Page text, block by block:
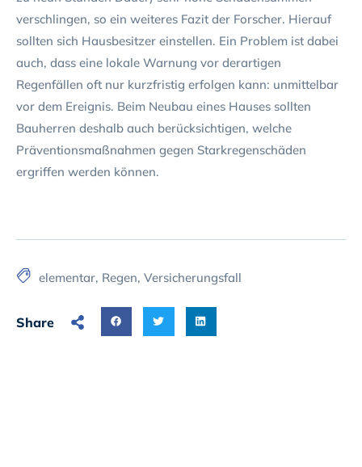
verschlingen, so ein weiteres Fazit der Forscher. Hierauf
sollten sich Hausbesitzer einstellen. Ein Problem ist dabei
auch, dass eine lokale Warnung vor derartigen
Regenfällen oft nur kurzfristig erfolgen kann: unmittelbar
vor dem Ereignis. Beim Neubau eines Hauses sollten
Bauherren deshalb auch berücksichtigen, welche
Präventionsmaßnahmen gegen Starkregenschäden
ergriffen werden können.
elementar, Regen, Versicherungsfall
Share